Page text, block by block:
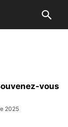
vous
2025